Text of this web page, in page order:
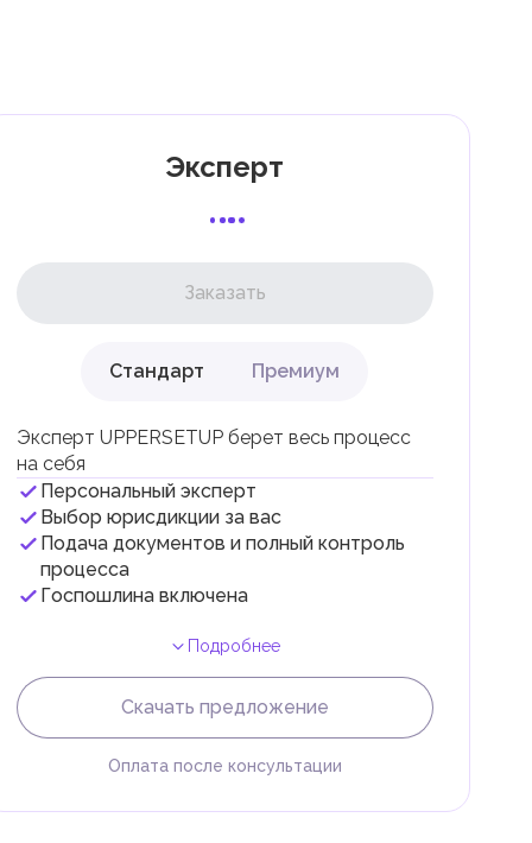
Эксперт
Заказать
Стандарт Премиум
Эксперт UPPERSETUP берет весь процесс
на себя
Персональный эксперт
Выбор юрисдикции за вас
Подача документов и полный контроль
процесса
Госпошлина включена
Подробнее
Скачать предложение
Оплата после консультации